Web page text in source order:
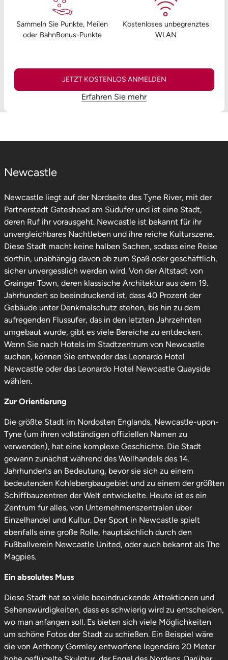
Sammeln Sie Punkte, Meilen
oder BahnBonus-Punkte
Kostenloses unbegrenztes
WLAN
JETZT KOSTENLOS ANMELDEN
Erfahren Sie mehr
Newcastle
Newcastle liegt auf der Nordseite des Tyne River, mit der
Partnerstadt Gateshead am Südufer und ist eine Stadt,
deren Ruf ihr vorausgeht. Newcastle ist bekannt für ihr
unvergleichbares Nachtleben und ihre reiche Kulturszene.
Diese Stadt macht keine halben Sachen, sodass eine Reise
dorthin, unabhängig davon ob zum Spaß oder geschäftlich,
sicher unvergesslich werden wird. Von der Altstadt von
Grainger Town, deren klassische Architektur aus dem 19.
Jahrhundert so beeindruckend ist, dass 40 Prozent der
Gebäude unter Denkmalschutz stehen, bis hin zu dem
aufregenden Flussufer, das in den letzten Jahrzehnten
umgebaut wurde, gibt es viele Bereiche zu entdecken.
Wenn Sie nach Hotels im Stadtzentrum von Newcastle
suchen, können Sie entweder das Leonardo Hotel
Newcastle oder das Leonardo Hotel Newcastle Quayside
wählen.
Zur Orientierung
Die größte Stadt im Nordosten Englands, Newcastle-upon-
Tyne (um ihren vollständigen offiziellen Namen zu
verwenden), hat eine komplexe Geschichte. Die Stadt
gewann zunächst während des Wollhandels des 14.
Jahrhunderts an Bedeutung, bevor sie sich zu einem
bedeutenden Kohlebergbaugebiet und zu einem der größten
Schiffbauzentren der Welt entwickelte. Heute ist es ein
Zentrum für alles, von Unternehmenszentralen über
Einzelhandel und Kultur. Der Sport in Newcastle spielt
ebenfalls eine große Rolle, hauptsächlich durch den
Fußballverein Newcastle United, oder auch bekannt als The
Magpies.
Ein absolutes Muss
Diese Stadt hat so viele beeindruckende Attraktionen und
Sehenswürdigkeiten, dass es schwierig wird zu entscheiden,
wo man anfangen soll. Es bieten sich viele Möglichkeiten
um schöne Fotos der Stadt zu schießen. Ein Beispiel wäre
die von Anthony Gormley entworfene legendäre 20 Meter